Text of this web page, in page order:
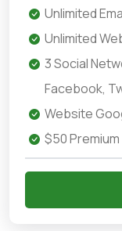
Unlimited
Unlimited
3 Social
Facebook,
Website
$50